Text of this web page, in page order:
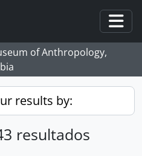
of Anthropology,
results by:
resultados